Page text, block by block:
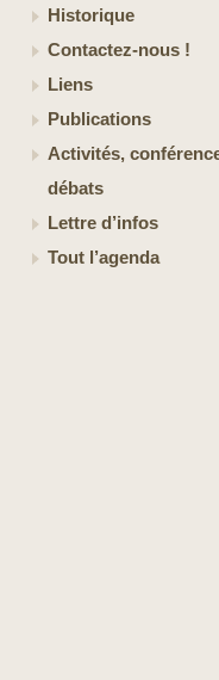
Historique
Contactez-nous !
Liens
Publications
Activités,
débats
Lettre d’infos
Tout l’agenda